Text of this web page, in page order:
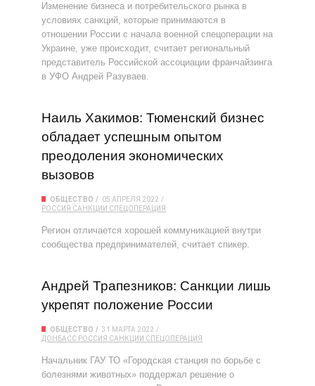
Изменение бизнеса и потребительского рынка в
условиях санкций, которые принимаются в
отношении России с начала военной спецоперации на
Украине, уже происходит, считает региональный
представитель Российской ассоциации франчайзинга
в УФО Андрей Разуваев.
Наиль Хакимов: Тюменский бизнес
обладает успешным опытом
преодоления экономических
вызовов
ОБЩЕСТВО
05 АПРЕЛЯ 2022
РОССИЯ САНКЦИИ СПЕЦОПЕРАЦИЯ
Регион отличается хорошей коммуникацией внутри
сообщества предпринимателей, считает спикер.
Андрей Трапезников: Санкции лишь
укрепят положение России
ОБЩЕСТВО
31 МАРТА 2022
ДОНБАСС РОССИЯ САНКЦИИ СПЕЦОПЕРАЦИЯ
Начальник ГАУ ТО «Городская станция по борьбе с
болезнями животных» поддержал решение о